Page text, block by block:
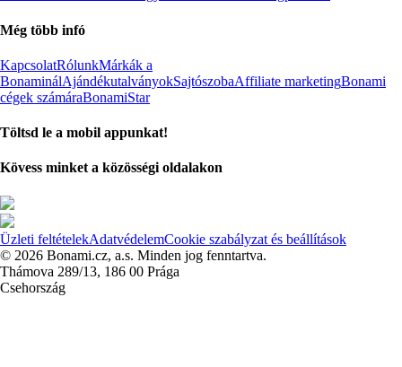
Még több infó
KapcsolatRólunkMárkák a
BonaminálAjándékutalványokSajtószobaAffiliate marketingBonami
cégek számáraBonamiStar
Töltsd le a mobil appunkat!
Kövess minket a közösségi oldalakon
Üzleti feltételekAdatvédelemCookie szabályzat és beállítások
© 2026 Bonami.cz, a.s. Minden jog fenntartva.
Thámova 289/13, 186 00 Prága
Csehország